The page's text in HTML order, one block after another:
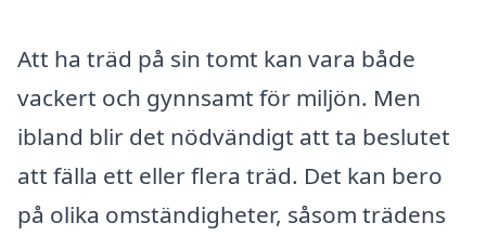
Att ha träd på sin tomt kan vara både
vackert och gynnsamt för miljön. Men
ibland blir det nödvändigt att ta beslutet
att fälla ett eller flera träd. Det kan bero
på olika omständigheter, såsom trädens